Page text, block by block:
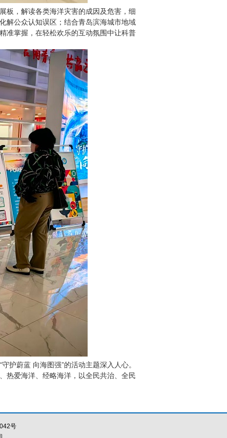
板，解读各类海洋灾害的成因及危害，细
解公众认知误区；结合青岛滨海城市地域
准掌握，在轻松欢乐的互动氛围中让科普
护蔚蓝 向海图强”的活动主题深入人心。
热爱海洋、经略海洋，以全民共治、全民
号